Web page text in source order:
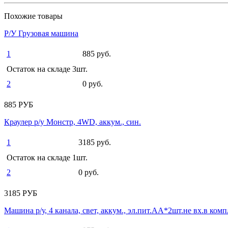
Похожие товары
Р/У Грузовая машина
1
885 руб.
Остаток на складе 3шт.
2
0 руб.
885 РУБ
Краулер р/у Монстр, 4WD, аккум., син.
1
3185 руб.
Остаток на складе 1шт.
2
0 руб.
3185 РУБ
Машина р/у, 4 канала, свет, аккум., эл.пит.АА*2шт.не вх.в